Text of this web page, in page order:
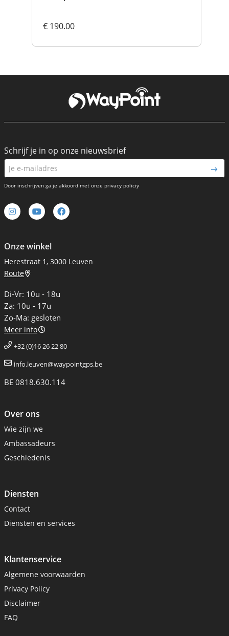
€ 190.00
Onze winkel
Herestraat 1, 3000 Leuven
Route
Di-Vr: 10u - 18u
Za: 10u - 17u
Zo-Ma: gesloten
Meer info
+32 (0)16 26 22 80
info.leuven@waypointgps.be
BE 0818.630.114
Over ons
Wie zijn we
Ambassadeurs
Geschiedenis
Diensten
Contact
Diensten en services
Klantenservice
Algemene voorwaarden
Privacy Policy
Disclaimer
FAQ
Schrijf je in op onze nieuwsbrief
Door inschrijven ga je akkoord met onze privacy policiy